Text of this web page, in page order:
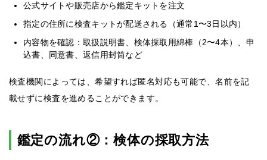
公式サイトや販売店から鑑定キットを注文
指定の住所に検査キットが配送される（通常1〜3日以内）
内容物を確認：取扱説明書、検体採取用綿棒（2〜4本）、申
込書、同意書、返信用封筒など
検査機関によっては、希望すれば匿名対応も可能で、名前を記
載せずに検査を進めることができます。
鑑定の流れ②：検体の採取方法